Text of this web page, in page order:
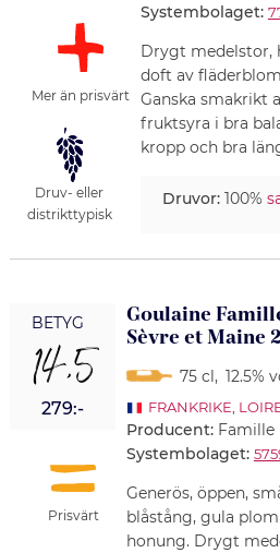
Mer än prisvärt
Druv- eller
distrikttypisk
Systembolaget:
Drygt medelstor,
doft av
Ganska smakrikt
fruktsyra i bra
kropp och bra
Druvor:100%
BETYG
14,5
279:-
Prisvärt
Goulaine
Sèvre et Maine
75 cl , 12.5%
FRANKRIKE,
Producent: Famille
Systembolaget:
Generös, öppen,
blåstång, gula
honung. Drygt